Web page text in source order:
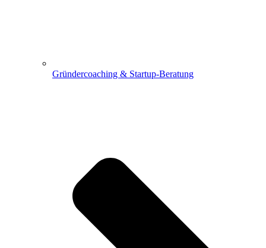
Gründercoaching & Startup-Beratung